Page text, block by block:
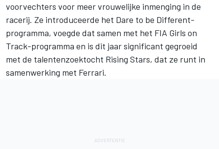
voorvechters voor meer vrouwelijke inmenging in de
racerij. Ze introduceerde het Dare to be Different-
programma, voegde dat samen met het FIA Girls on
Track-programma en is dit jaar significant gegroeid
met de talentenzoektocht Rising Stars, dat ze runt in
samenwerking met Ferrari.